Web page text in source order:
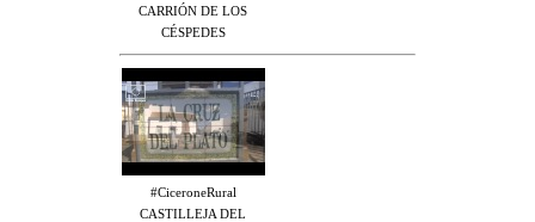
CARRIÓN DE LOS
CÉSPEDES
#CiceroneRural
CASTILLEJA DEL